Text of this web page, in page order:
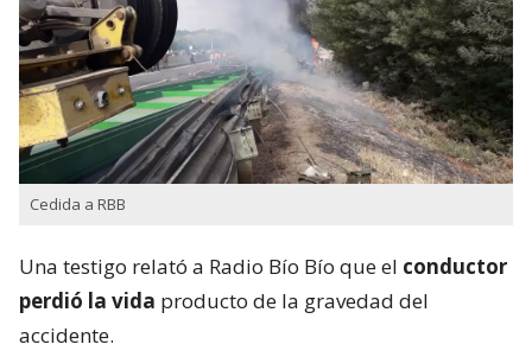
Cedida a RBB
Una testigo relató a Radio Bío Bío que el conductor
perdió la vida producto de la gravedad del
accidente.